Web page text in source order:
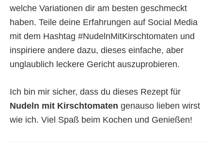
welche Variationen dir am besten geschmeckt
haben. Teile deine Erfahrungen auf Social Media
mit dem Hashtag #NudelnMitKirschtomaten und
inspiriere andere dazu, dieses einfache, aber
unglaublich leckere Gericht auszuprobieren.
Ich bin mir sicher, dass du dieses Rezept für
Nudeln mit Kirschtomaten genauso lieben wirst
wie ich. Viel Spaß beim Kochen und Genießen!